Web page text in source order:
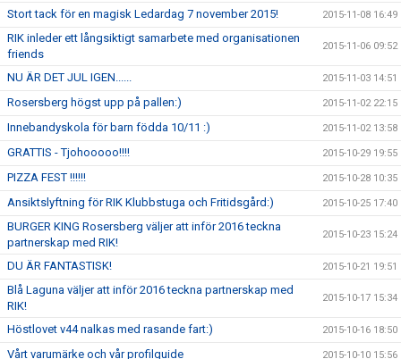
Stort tack för en magisk Ledardag 7 november 2015! 2015-11-08 16:49
RIK inleder ett långsiktigt samarbete med organisationen
friends
2015-11-06 09:52
NU ÄR DET JUL IGEN...... 2015-11-03 14:51
Rosersberg högst upp på pallen:) 2015-11-02 22:15
Innebandyskola för barn födda 10/11 :) 2015-11-02 13:58
GRATTIS - Tjohooooo!!!! 2015-10-29 19:55
PIZZA FEST !!!!!! 2015-10-28 10:35
Ansiktslyftning för RIK Klubbstuga och Fritidsgård:) 2015-10-25 17:40
BURGER KING Rosersberg väljer att inför 2016 teckna
partnerskap med RIK!
2015-10-23 15:24
DU ÄR FANTASTISK! 2015-10-21 19:51
Blå Laguna väljer att inför 2016 teckna partnerskap med
RIK!
2015-10-17 15:34
Höstlovet v44 nalkas med rasande fart:) 2015-10-16 18:50
Vårt varumärke och vår profilguide 2015-10-10 15:56